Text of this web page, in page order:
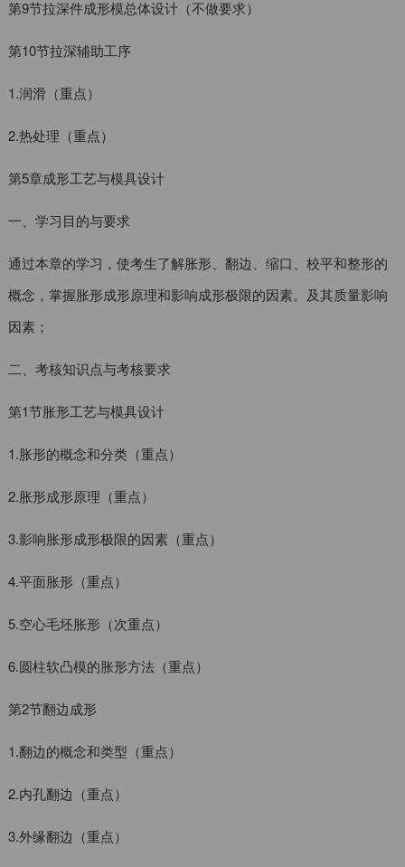
第9节拉深件成形模总体设计（不做要求）
第10节拉深辅助工序
1.润滑（重点）
2.热处理（重点）
第5章成形工艺与模具设计
一、学习目的与要求
通过本章的学习，使考生了解胀形、翻边、缩口、校平和整形的
概念，掌握胀形成形原理和影响成形极限的因素。及其质量影响
因素；
二、考核知识点与考核要求
第1节胀形工艺与模具设计
1.胀形的概念和分类（重点）
2.胀形成形原理（重点）
3.影响胀形成形极限的因素（重点）
4.平面胀形（重点）
5.空心毛坯胀形（次重点）
6.圆柱软凸模的胀形方法（重点）
第2节翻边成形
1.翻边的概念和类型（重点）
2.内孔翻边（重点）
3.外缘翻边（重点）